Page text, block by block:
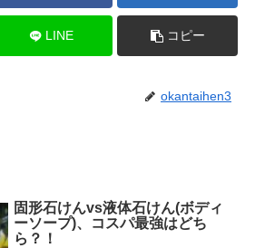
LINE コピー
okantaihen3
固形石けんvs液体石けん(ボディ
ーソープ)、コスパ最強はどち
ら？！